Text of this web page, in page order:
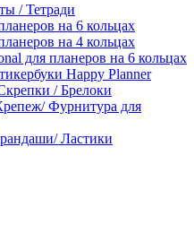
/ Тетради
на 6 кольцах
на 4 кольцах
для планеров на 6 кольцах
Happy Planner
/ Брелоки
Фурнитура для
Ластики